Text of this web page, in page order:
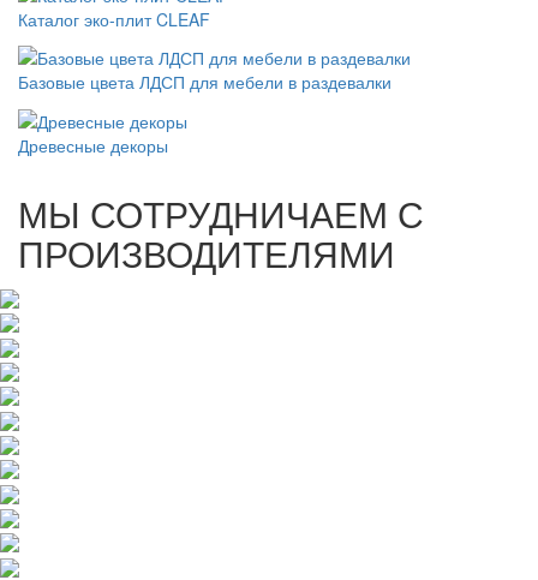
Каталог эко-плит CLEAF
Базовые цвета ЛДСП для мебели в раздевалки
Древесные декоры
МЫ СОТРУДНИЧАЕМ С
ПРОИЗВОДИТЕЛЯМИ